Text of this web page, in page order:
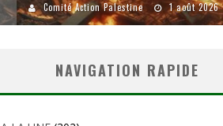
Comité Action Palestine 1 août 2026
NAVIGATION RAPIDE